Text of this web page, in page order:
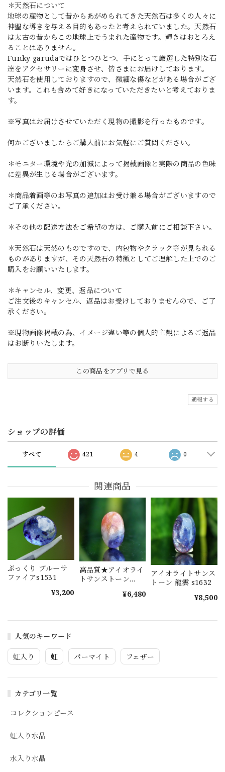
人気のキーワード
虹入り 虹 パーマイト フェザー
カテゴリ一覧
コレクションピース
虹入り水晶
水入り水晶
＊天然石について
地球の産物として昔からあがめられてきた天然石は多くの人々に
神聖な導きを与える目的もあったと考えられていました。天然石
は太古の昔からこの地球上でうまれた産物です。輝きはおとろえ
ることはありません。
Funky garudaではひとつひとつ、手にとって厳選した特別な石
達をアクセサリーに変身させ、皆さまにお届けしております。
天然石を使用しておりますので、微細な傷などがある場合がござ
います。これも含めて好きになっていただきたいと考えておりま
す。
※写真はお届けさせていただく現物の撮影を行ったものです。
何かございましたらご購入前にお気軽にご質問ください。
＊モニター環境や光の加減によって掲載画像と実際の商品の色味
に差異が生じる場合がございます。
＊商品着画等のお写真の追加はお受け兼る場合がございますので
ご了承ください。
＊その他の配送方法をご希望の方は、ご購入前にご相談下さい。
＊天然石は天然のものですので、内包物やクラック等が見られる
ものがありますが、その天然石の特徴としてご理解した上でのご
購入をお願いいたします。
＊キャンセル、変更、返品について
ご注文後のキャンセル、返品はお受けしておりませんので、ご了
承ください。
※現物画像掲載の為、イメージ違い等の個人的主観によるご返品
はお断りいたします。
この商品をアプリで見る
通報する
ショップの評価
すべて 421 4 0
関連商品
ぷっくり ブルーサ
ファイアs1531
¥3,200
高品質★アイオライ
トサンストーン
¥6,480
アイオライトサンス
トーン 龍雲 s1632
¥8,500